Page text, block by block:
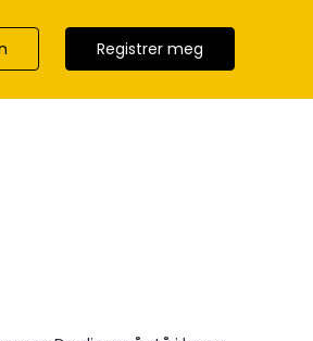
Registrer meg